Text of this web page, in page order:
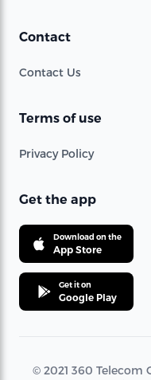
Contact
Contact Us
Terms of use
Privacy Policy
Get the app
Download on the
App Store
Get it on
Google Play
© 2021 360 Telecom